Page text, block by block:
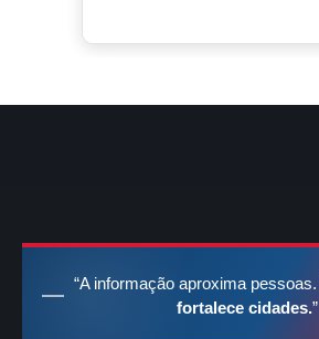
“A informação aproxima pessoas.
fortalece cidades.”